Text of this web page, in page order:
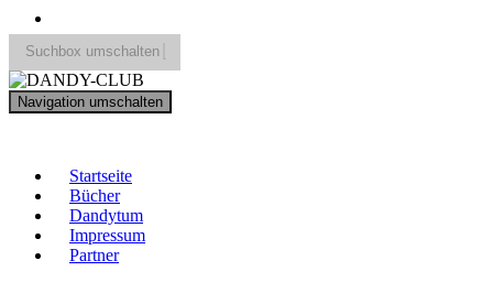
Suchbox umschalten
Search
for:
Navigation umschalten
Startseite
Bücher
Dandytum
Impressum
Partner